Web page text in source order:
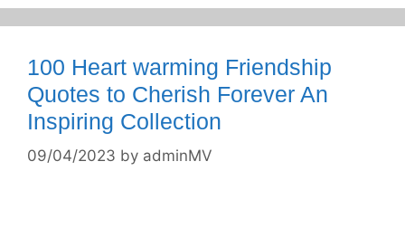
100 Heart warming Friendship
Quotes to Cherish Forever An
Inspiring Collection
09/04/2023 by adminMV